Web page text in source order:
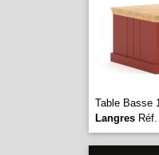
Table Basse
LangresRéf.